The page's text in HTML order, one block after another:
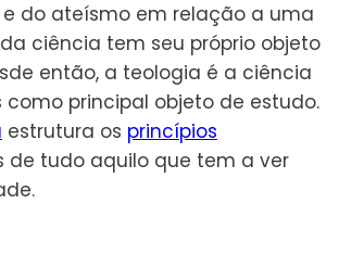
do ateísmo em relação a uma
ciência tem seu próprio objeto
então, a teologia é a ciência
como principal objeto de estudo.
estrutura os princípios
de tudo aquilo que tem a ver